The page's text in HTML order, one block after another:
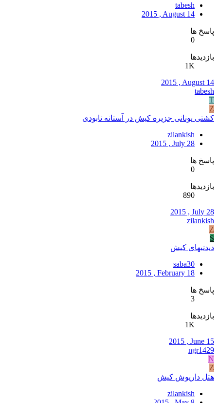
tabesh
2015 , August 14
پاسخ ها
0
بازدیدها
1K
2015 , August 14
tabesh
T
Z
کشتی یونانی جزیره کیش در آستانه نابودی
zilankish
2015 , July 28
پاسخ ها
0
بازدیدها
890
2015 , July 28
zilankish
Z
S
دیدنیهای کیش
saba30
2015 , February 18
پاسخ ها
3
بازدیدها
1K
2015 , June 15
ngr1429
N
Z
هتل داریوش کیش
zilankish